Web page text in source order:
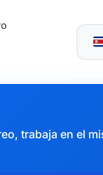
trabaja en el